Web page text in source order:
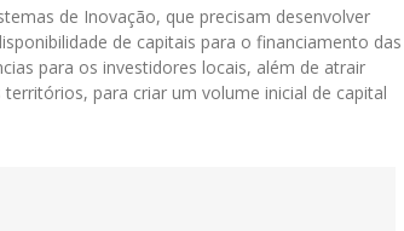
de Inovação, que precisam desenvolver
de capitais para o financiamento das
para os investidores locais, além de atrair
para criar um volume inicial de capital